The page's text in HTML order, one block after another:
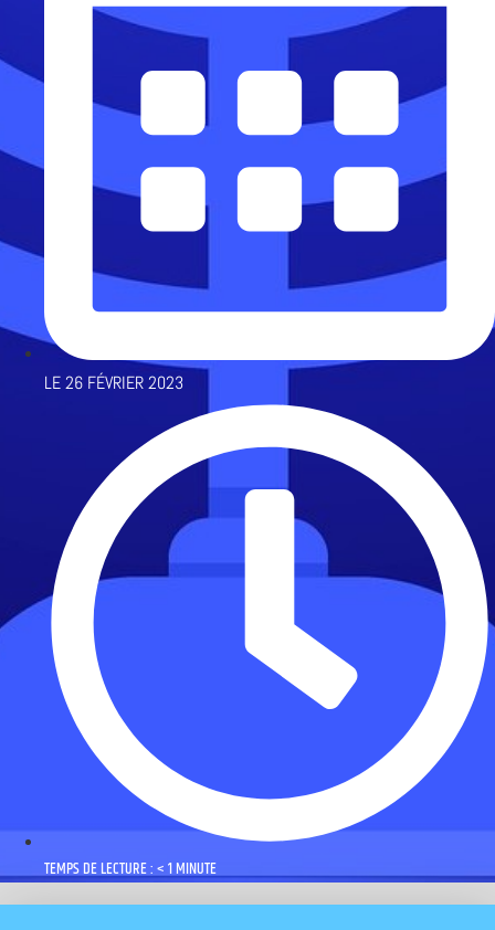
LE26 FÉVRIER 2023
TEMPS DE LECTURE : < 1 MINUTE